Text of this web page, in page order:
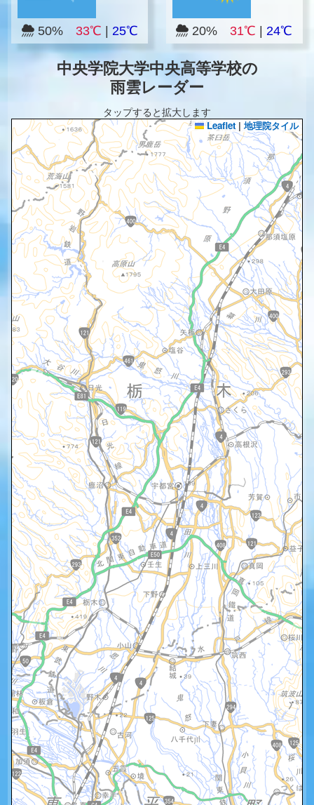
50% 33℃ 25℃ 20% 31℃ |24℃
中央学院大学中央高等学校の
雨雲レーダー
タップすると拡大します
Leaflet | 地理院タイル